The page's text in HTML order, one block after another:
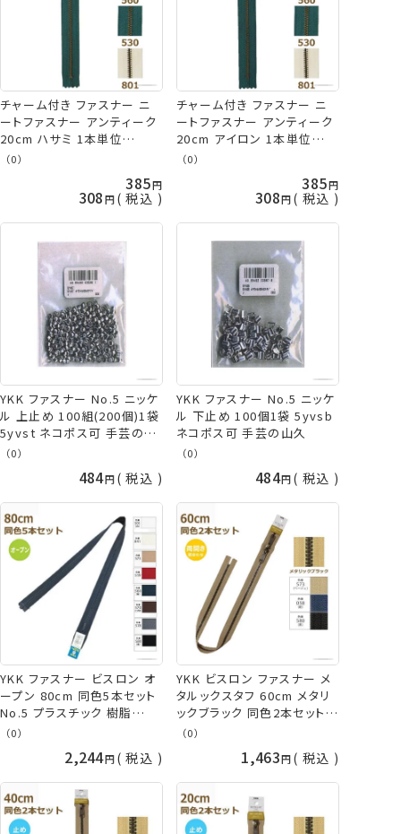
チャーム付き ファスナー ニ
ートファスナー アンティーク
20cm ハサミ 1本単位
LH081672 リトルハウス ネ
（0）
385
308 税込
チャーム付き ファスナー ニ
ートファスナー アンティーク
20cm アイロン 1本単位
LH081662 リトルハウス ネ
（0）
385
308 税込
YKK ファスナー No.5 ニッケ
ル 上止め 100組(200個)1袋
5yvst ネコポス可 手芸の山
久
（0）
484 税込
YKK ファスナー No.5 ニッケ
ル 下止め 100個1袋 5yvsb
ネコポス可 手芸の山久
（0）
484 税込
YKK ファスナー ビスロン オ
ープン 80cm 同色5本セット
No.5 プラスチック 樹脂
5VSO-80BL ネコポス可 手
（0）
2,244 税込
YKK ビスロン ファスナー メ
タルックスタフ 60cm メタリ
ックブラック 同色2本セット
5VMTMB-60SH METALUXE
（0）
1,463 税込